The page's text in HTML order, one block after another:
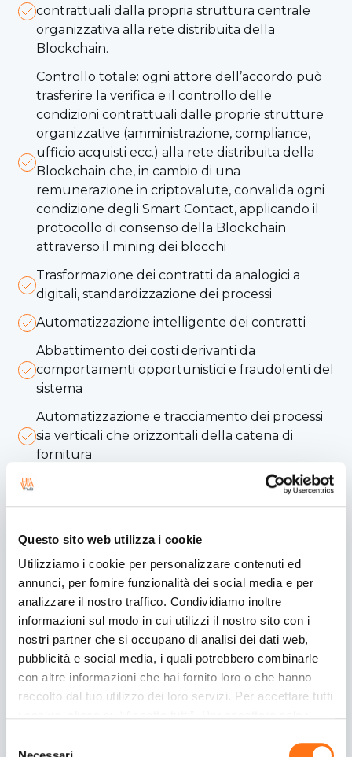
Questo sito web utilizza i cookie
Utilizziamo i cookie per personalizzare contenuti ed
annunci, per fornire funzionalità dei social media e per
analizzare il nostro traffico. Condividiamo inoltre
informazioni sul modo in cui utilizzi il nostro sito con i
nostri partner che si occupano di analisi dei dati web,
pubblicità e social media, i quali potrebbero combinarle
con altre informazioni che hai fornito loro o che hanno
raccolto dal tuo utilizzo dei loro servizi. Per accettare tutti
impostare, in modo granulare, le tue preferenze,
contrattuali dalla propria struttura centrale
organizzativa alla rete distribuita della
Blockchain.
Controllo totale: ogni attore dell’accordo può
trasferire la verifica e il controllo delle
condizioni contrattuali dalle proprie strutture
organizzative (amministrazione, compliance,
ufficio acquisti ecc.) alla rete distribuita della
Blockchain che, in cambio di una
remunerazione in criptovalute, convalida ogni
condizione degli Smart Contact, applicando il
protocollo di consenso della Blockchain
attraverso il mining dei blocchi
Trasformazione dei contratti da analogici a
digitali, standardizzazione dei processi
Automatizzazione intelligente dei contratti
Abbattimento dei costi derivanti da
comportamenti opportunistici e fraudolenti del
sistema
Automatizzazione e tracciamento dei processi
sia verticali che orizzontali della catena di
fornitura
Condivisione sistemica dei dati dei processi sia
dei processi operativi con il flusso delle
informazioni finanziarie e documentali
Automatizzazione della correlazione dei dati
dei processi operativi con il flusso delle
informazioni finanziarie e documentali
Efficientamento dei costi della struttura
organizzativa